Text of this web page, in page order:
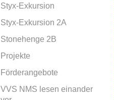
Styx-Exkursion
Styx-Exkursion 2A
Stonehenge 2B
Projekte
Förderangebote
VVS NMS lesen einander